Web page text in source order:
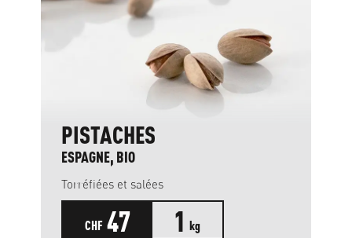
PISTACHES
ESPAGNE, BIO
Torréfiées et salées
CHF 47 1 kg